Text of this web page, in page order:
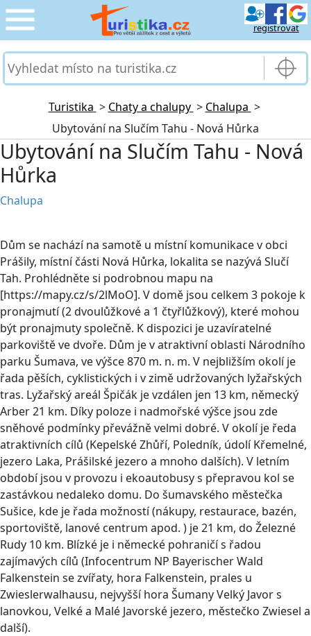
registrovat
CESTOVÁNÍ
PRO TURISTY ›
MOJE TURISTIKA
Turistika > Chaty a chalupy > Chalupa >
Ubytování na Slučím Tahu - Nová Hůrka
Ubytování na Slučím Tahu - Nová
Hůrka
Chalupa
Dům se nachází na samotě u místní komunikace v obci
Prášily, místní části Nová Hůrka, lokalita se nazývá Slučí
Tah. Prohlédněte si podrobnou mapu na
[https://mapy.cz/s/2lMoO]. V domě jsou celkem 3 pokoje k
pronajmutí (2 dvoulůžkové a 1 čtyřlůžkový), které mohou
být pronajmuty společně. K dispozici je uzavíratelné
parkoviště ve dvoře. Dům je v atraktivní oblasti Národního
parku Šumava, ve výšce 870 m. n. m. V nejbližším okolí je
řada pěších, cyklistických i v zimě udržovaných lyžařských
tras. Lyžařský areál Špičák je vzdálen jen 13 km, německý
Arber 21 km. Díky poloze i nadmořské výšce jsou zde
sněhové podmínky převážně velmi dobré. V okolí je ředa
atraktivních cílů (Kepelské Zhůří, Poledník, údolí Křemelné,
jezero Laka, Prášilské jezero a mnoho dalších). V letním
období jsou v provozu i ekoautobusy s přepravou kol se
zastávkou nedaleko domu. Do šumavského městečka
Sušice, kde je řada možností (nákupy, restaurace, bazén,
sportoviště, lanové centrum apod. ) je 21 km, do Železné
Rudy 10 km. Blízké je i německé pohraničí s řadou
zajímavých cílů (Infocentrum NP Bayerischer Wald
Falkenstein se zvířaty, hora Falkenstein, prales u
Zwieslerwalhausu, nejvyšší hora Šumany Velký Javor s
lanovkou, Velké a Malé Javorské jezero, městečko Zwiesel a
další).